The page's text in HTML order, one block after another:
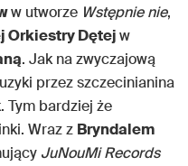
w utworze Wstępnie nie,
Orkiestry Dętejw
. Jak na zwyczajową
przez szczecinianina
Tym bardziej że
Wraz z Bryndalem
JuNouMi Records